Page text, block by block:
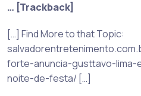
… [Trackback]
[…] Find More to that Topic:
forte-anuncia-gusttavo-lima-
noite-de-festa/ […]